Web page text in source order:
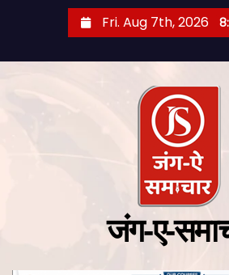
Fri. Aug 7th, 2026
जंग-ए-